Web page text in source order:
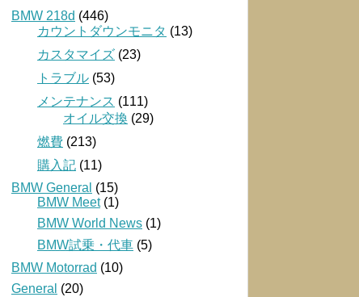
BMW 218d (446)
カウントダウンモニタ (13)
カスタマイズ (23)
トラブル (53)
メンテナンス (111)
オイル交換 (29)
燃費 (213)
購入記 (11)
BMW General (15)
BMW Meet(1)
BMW World News (1)
BMW試乗・代車 (5)
BMW Motorrad (10)
General (20)